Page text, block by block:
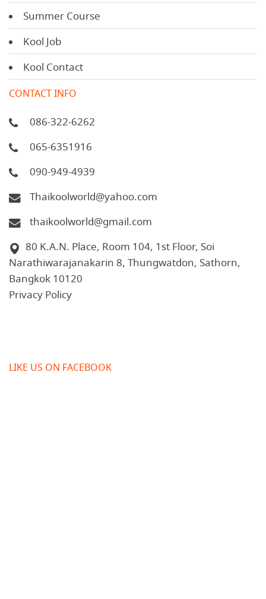
Summer Course
Kool Job
Kool Contact
CONTACT INFO
086-322-6262
065-6351916
090-949-4939
Thaikoolworld@yahoo.com
thaikoolworld@gmail.com
80 K.A.N. Place, Room 104, 1st Floor, Soi
Narathiwarajanakarin 8, Thungwatdon, Sathorn,
Bangkok 10120
Privacy Policy
LIKE US ON FACEBOOK